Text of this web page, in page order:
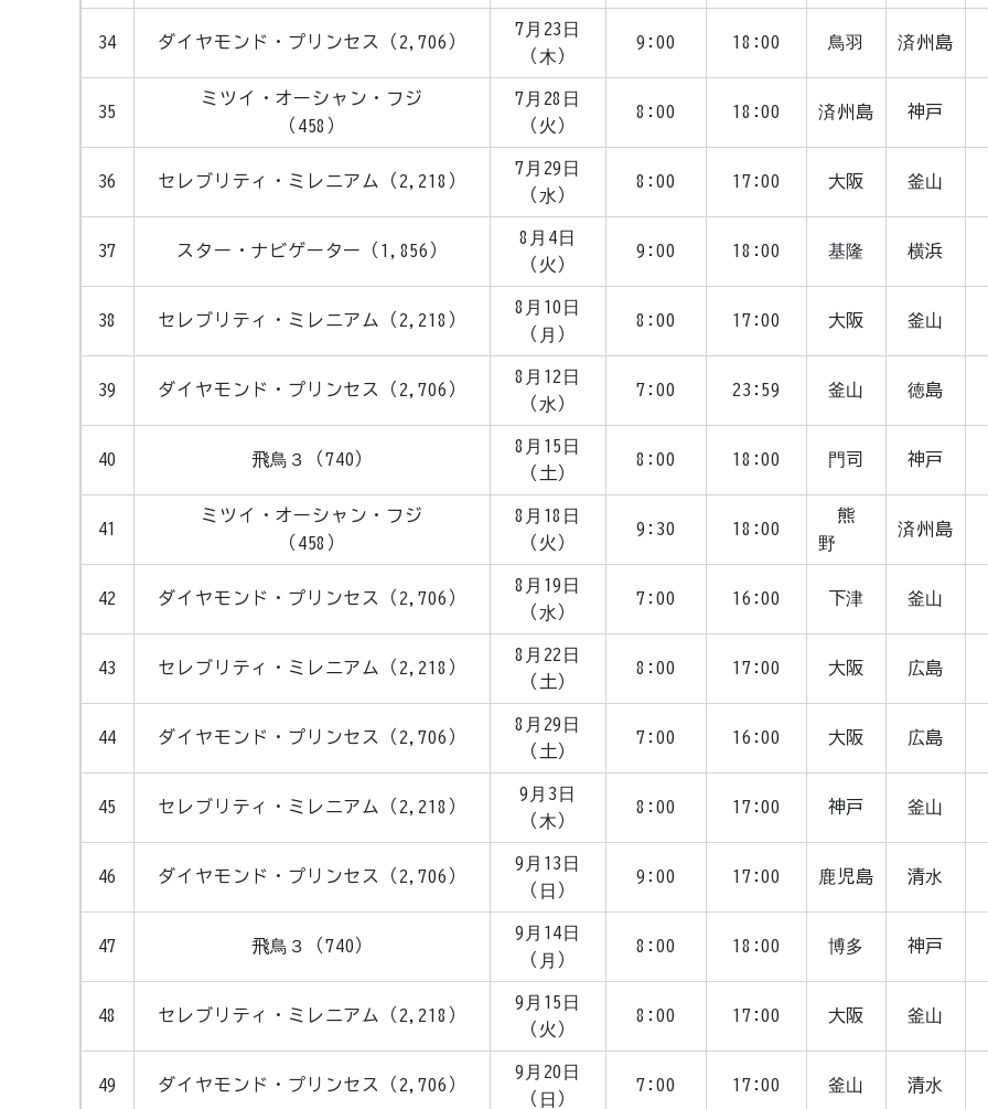
34 ダイヤモンド・プリンセス（2,706）
7月23日
（木）
9:00 18:00 鳥羽 済州島
35
ミツイ・オーシャン・フジ
（458）
7月28日
（火）
8:00 18:00 済州島 神戸
36 セレブリティ・ミレニアム（2,218）
7月29日
（水）
8:00 17:00 大阪 釜山
37 スター・ナビゲーター（1,856）
8月4日
（火）
9:00 18:00 基隆 横浜
38 セレブリティ・ミレニアム（2,218）
8月10日
（月）
8:00 17:00 大阪 釜山
39 ダイヤモンド・プリンセス（2,706）
8月12日
（水）
7:00 23:59 釜山 徳島
40 飛鳥３（740）
8月15日
（土）
8:00 18:00 門司 神戸
41
ミツイ・オーシャン・フジ
（458）
8月18日
（火）
9:30 18:00
熊
野
済州島
42 ダイヤモンド・プリンセス（2,706）
8月19日
（水）
7:00 16:00 下津 釜山
43 セレブリティ・ミレニアム（2,218）
8月22日
（土）
8:00 17:00 大阪 広島
44 ダイヤモンド・プリンセス（2,706）
8月29日
（土）
7:00 16:00 大阪 広島
45 セレブリティ・ミレニアム（2,218）
9月3日
（木）
8:00 17:00 神戸 釜山
46 ダイヤモンド・プリンセス（2,706）
9月13日
（日）
9:00 17:00 鹿児島 清水
47 飛鳥３（740）
9月14日
（月）
8:00 18:00 博多 神戸
48 セレブリティ・ミレニアム（2,218）
9月15日
（火）
8:00 17:00 大阪 釜山
49 ダイヤモンド・プリンセス（2,706）
9月20日
（日）
7:00 17:00 釜山 清水